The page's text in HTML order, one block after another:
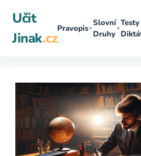
obsah
Učit
Jinak.cz
Pravopis▼
Slovní
Druhy
▼
Testy